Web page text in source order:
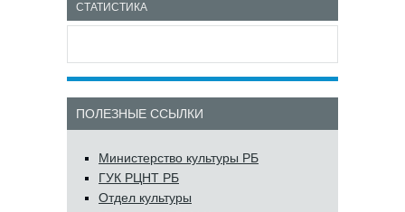
СТАТИСТИКА
ПОЛЕЗНЫЕ ССЫЛКИ
Министерство культуры РБ
ГУК РЦНТ РБ
Отдел культуры